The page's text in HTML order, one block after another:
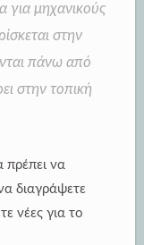
για μηχανικούς
στην
πάνω από
στην τοπική
πρέπει να
διαγράψετε
νέες για το